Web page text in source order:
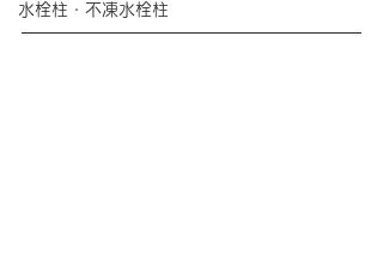
水栓柱・不凍水栓柱